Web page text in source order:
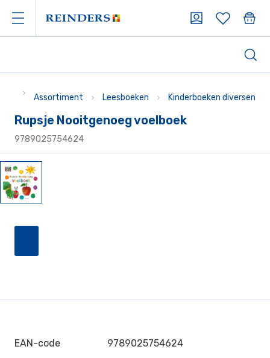
Assortiment Leesboeken Kinderboeken diversen
Rupsje Nooitgenoeg voelboek
9789025754624
EAN-code 9789025754624